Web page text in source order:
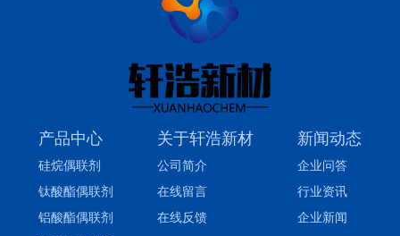
产品中心
硅烷偶联剂
钛酸酯偶联剂
铝酸酯偶联剂
关于轩浩新材
公司简介
在线留言
在线反馈
新闻动态
企业问答
行业资讯
企业新闻